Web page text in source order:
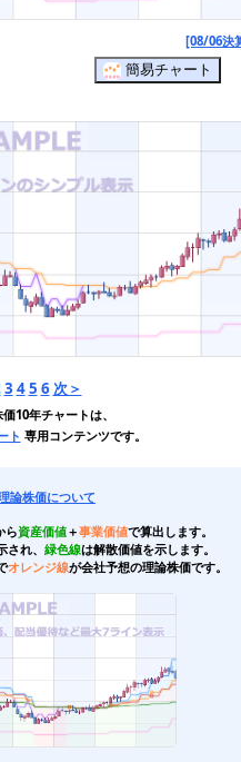
[08/06決
簡易チャート
3 45 6 次＞
10年チャートは、
ト 専用コンテンツです。
論株価について
ら資産価値＋事業価値で算出します。
され、 緑色線は解散価値を示します。
オレンジ線が会社予想の理論株価です。